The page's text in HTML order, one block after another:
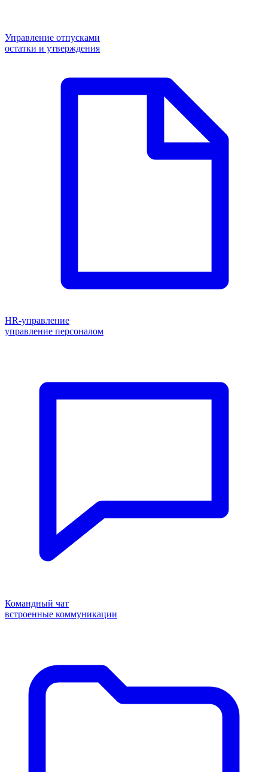
Управление отпусками
остатки и утверждения
HR-управление
управление персоналом
Командный чат
встроенные коммуникации